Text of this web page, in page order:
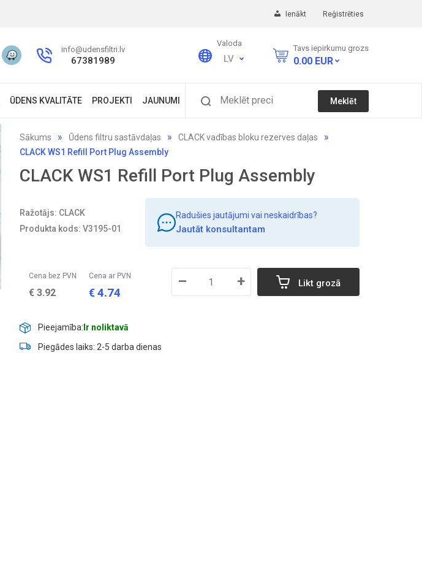
Ienākt Reģistrēties
info@udensfiltri.lv
67381989
Valoda
LV
Tavs iepirkumu grozs
0.00 EUR
ŪDENS KVALITĀTE PROJEKTI JAUNUMI Meklēt preci Meklēt
Sākums Ūdens filtru sastāvdaļas
CLACK vadības bloku rezerves daļas
CLACK WS1 Refill Port Plug Assembly
CLACK WS1 Refill Port Plug Assembly
Ražotājs: CLACK
Produkta kods: V3195-01
Radušies jautājumi vai neskaidrības?
Jautāt konsultantam
Cena bez PVN
€ 3.92
Cena ar PVN
€4.74
– + Likt grozā
Pieejamība: Ir noliktavā
Piegādes laiks: 2-5 darba dienas